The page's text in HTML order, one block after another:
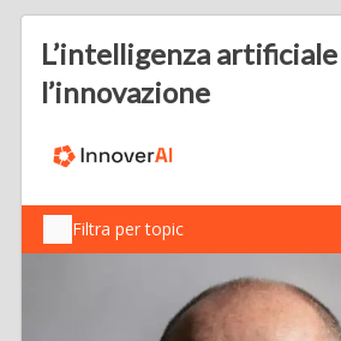
L’intelligenza
l’innovazione
Filtra per topic